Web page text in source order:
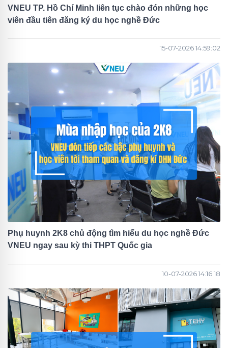
VNEU TP. Hồ Chí Minh liên tục chào đón những học
viên đầu tiên đăng ký du học nghề Đức
15-07-2026 14:59:02
Phụ huynh 2K8 chủ động tìm hiểu du học nghề Đức
VNEU ngay sau kỳ thi THPT Quốc gia
10-07-2026 14:16:18